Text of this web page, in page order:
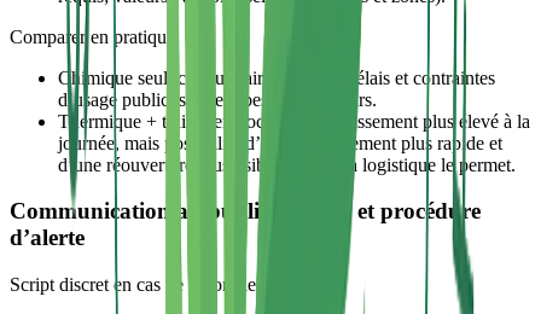
Comparer en pratique
Chimique seul: coût unitaire bas mais délais et contraintes
d’usage public; souvent besoin de retours.
Thermique + traitement localisé: investissement plus élevé à la
journée, mais possibilité d’un assainissement plus rapide et
d’une réouverture plus lisible lorsque la logistique le permet.
Communication au public : scripts et procédure
d’alerte
Script discret en cas de report de séance